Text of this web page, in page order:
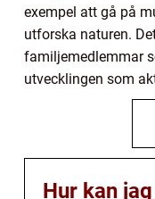
exempel att gå på
utforska naturen.
familjemedlemmar
utvecklingen som
Hur kan